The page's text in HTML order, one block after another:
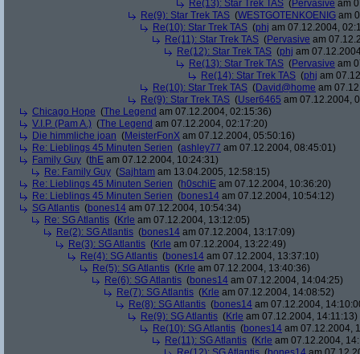
Re(13): Star Trek TAS (Pervasive am
Re(9): Star Trek TAS (WESTGOTENKOENIG am
Re(10): Star Trek TAS (phj am 07.12.2004,
Re(11): Star Trek TAS (Pervasive am
Re(12): Star Trek TAS (phj am
Re(13): Star Trek TAS (Pervasive am
Re(14): Star Trek TAS (phj am
Re(10): Star Trek TAS (David@home am
Re(9): Star Trek TAS (User6465 am 07.12.2004,
Chicago Hope (The Legend am 07.12.2004, 02:15:36)
V.I.P. (Pam A.) (The Legend am 07.12.2004, 02:17:20)
Die himmliche joan (MeisterFonX am 07.12.2004, 05:50:16)
Re: Lieblings 45 Minuten Serien (ashley77 am 07.12.2004, 08:45:01)
Family Guy (thE am 07.12.2004, 10:24:31)
Re: Family Guy (Sajhtam am 13.04.2005, 12:58:15)
Re: Lieblings 45 Minuten Serien (h0schiE am 07.12.2004, 10:36:20)
Re: Lieblings 45 Minuten Serien (bones14 am 07.12.2004, 10:54:12)
SG Atlantis (bones14 am 07.12.2004, 10:54:34)
Re: SG Atlantis (Krle am 07.12.2004, 13:12:05)
Re(2): SG Atlantis (bones14 am 07.12.2004, 13:17:09)
Re(3): SG Atlantis (Krle am 07.12.2004, 13:22:49)
Re(4): SG Atlantis (bones14 am 07.12.2004, 13:37:10)
Re(5): SG Atlantis (Krle am 07.12.2004, 13:40:36)
Re(6): SG Atlantis (bones14 am 07.12.2004, 14:04:25)
Re(7): SG Atlantis (Krle am 07.12.2004, 14:08:52)
Re(8): SG Atlantis (bones14 am 07.12.2004,
Re(9): SG Atlantis (Krle am 07.12.2004, 14:11:13)
Re(10): SG Atlantis (bones14 am 07.12.2004,
Re(11): SG Atlantis (Krle am 07.12.2004,